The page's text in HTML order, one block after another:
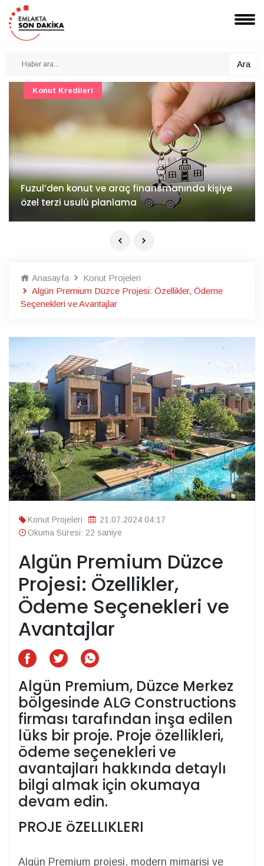
Ara
İv Kandilli'de yaşam yakında başlıyor
Konut Projeleri
Anasayfa
Konut Projeleri
Algün Premium Düzce Projesi: Özellikler, Ödeme
Seçenekleri ve Avantajlar
Konut Projeleri
21.07.2024 04:17
Okuma Süresi: 22 saniye
Algün Premium Düzce
Projesi: Özellikler,
Ödeme Seçenekleri ve
Avantajlar
Algün Premium, Düzce Merkez
bölgesinde ALG Constructions
firması tarafından inşa edilen
lüks bir proje. Proje özellikleri,
ödeme seçenekleri ve
avantajları hakkında detaylı
bilgi almak için okumaya
devam edin.
PROJE öZELLIKLERI
Algün Premium projesi, modern mimarisi ve